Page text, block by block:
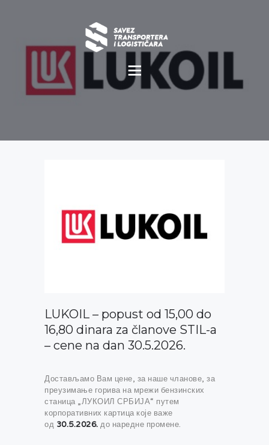
O NAMA
GALERIJA
LUKOIL – popust od 15,00 do
16,80 dinara za članove STIL-a
– cene na dan 30.5.2026.
Достављамо Вам цене, за наше чланове, за
преузимање горива на мрежи бензинских
станица „ЛУКОИЛ СРБИЈА“ путем
корпоративних картица које важе
од 30.5.2026. до наредне промене.